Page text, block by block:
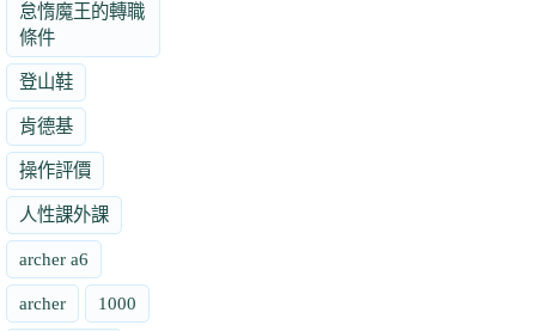
怠惰魔王的轉職
條件
登山鞋
肯德基
操作評價
人性課外課
archer a6
archer 1000